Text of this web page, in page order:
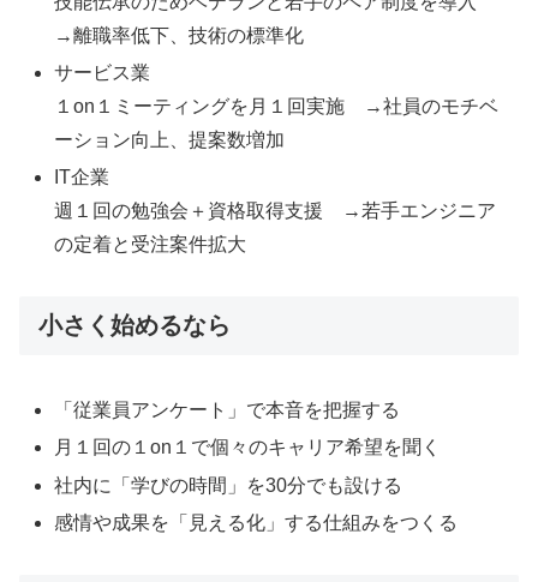
→離職率低下、技術の標準化
サービス業
１on１ミーティングを月１回実施 →社員のモチベ
ーション向上、提案数増加
IT企業
週１回の勉強会＋資格取得支援 →若手エンジニア
の定着と受注案件拡大
小さく始めるなら
「従業員アンケート」で本音を把握する
月１回の１on１で個々のキャリア希望を聞く
社内に「学びの時間」を30分でも設ける
感情や成果を「見える化」する仕組みをつくる